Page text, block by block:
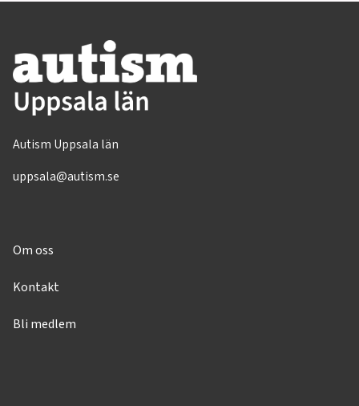
Autism Uppsala län
uppsala@autism.se
Om oss
Kontakt
Bli medlem